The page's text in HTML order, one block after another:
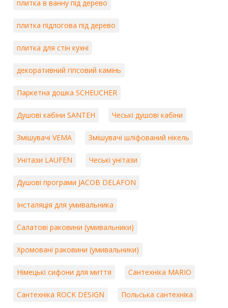
плитка в ванну під дерево
плитка підлогова під дерево
плитка для стін кухні
декоративний гіпсовий камінь
Паркетна дошка SCHEUCHER
Душові кабіни SANTEH Чеські душові кабіни
Змішувачі VEMA Змішувачі шліфований нікель
Унітази LAUFEN Чеські унітази
Душові програми JACOB DELAFON
Інсталяція для умивальника
Салатові раковини (умивальники)
Хромовані раковини (умивальники)
Німецькі сифони для миття Сантехніка MARIO
Сантехніка ROCK DESIGN Польська сантехніка